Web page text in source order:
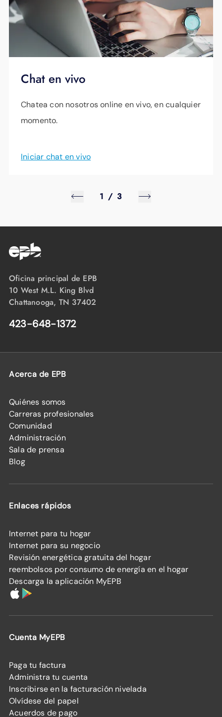
Chat en vivo
Chatea con nosotros online en vivo, en cualquier
momento.
Iniciar chat en vivo
1 / 3
Oficina principal de EPB
10 West M.L. King Blvd
Chattanooga, TN 37402
423-648-1372
Acerca de EPB
Quiénes somos
Carreras profesionales
Comunidad
Administración
Sala de prensa
Blog
Enlaces rápidos
Internet para tu hogar
Internet para su negocio
Revisión energética gratuita del hogar
reembolsos por consumo de energía en el hogar
Descarga la aplicación MyEPB
Cuenta MyEPB
Paga tu factura
Administra tu cuenta
Inscribirse en la facturación nivelada
Olvídese del papel
Acuerdos de pago